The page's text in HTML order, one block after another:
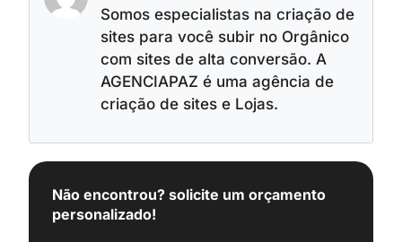
Somos especialistas na criação de
sites para você subir no Orgânico
com sites de alta conversão. A
AGENCIAPAZ é uma agência de
criação de sites e Lojas.
Não encontrou? solicite um orçamento
personalizado!